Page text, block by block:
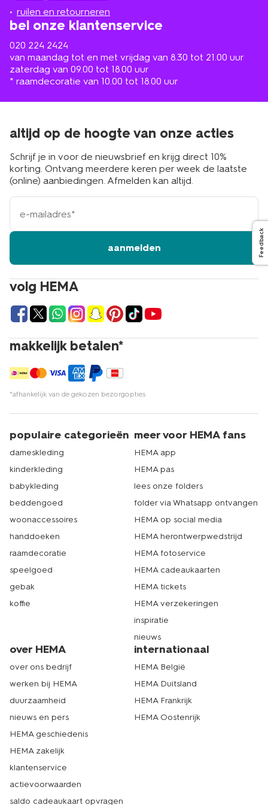
ruilen en retourneren
bel onze klantenservice
020 224 2424
van maandag tot en met vrijdag van 8.30 tot 21.00 uur
zaterdag van 09.00 tot 18.00 uur
* raamdecoratie van 10.00 tot 18.00 uur
buurt
volg HEMA
makkelijk betalen*
*afhankelijk van de gekozen bezorgopties
altijd op de hoogte van onze acties
Schrijf je in voor de nieuwsbrief en krijg direct 10%
korting. Ontvang meerdere keren per week de laatste
(online) aanbiedingen. Afmelden kan altijd.
e-
mailadres
aanmelden
populaire categorieën
dameskleding
kinderkleding
babykleding
beddengoed
woonaccessoires
handdoeken
raamdecoratie
speelgoed
gebak
koffie
meer voor HEMA fans
HEMA app
HEMA pas
lees onze folders
folder via Whatsapp ontvangen
HEMA op social media
HEMA herontwerpwedstrijd
HEMA fotoservice
HEMA cadeaukaarten
HEMA tickets
HEMA verzekeringen
inspiratie
nieuws
over HEMA
over ons bedrijf
werken bij HEMA
duurzaamheid
nieuws en pers
HEMA geschiedenis
HEMA zakelijk
klantenservice
actievoorwaarden
saldo cadeaukaart opvragen
internationaal
HEMA België
HEMA Duitsland
HEMA Frankrijk
HEMA Oostenrijk
Feedback